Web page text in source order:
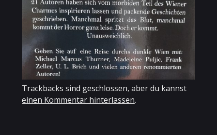
Trackbacks sind geschlossen, aber du kannst
einen Kommentar hinterlassen.